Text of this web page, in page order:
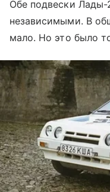
Обе подвески
независимыми. В
мало. Но это было